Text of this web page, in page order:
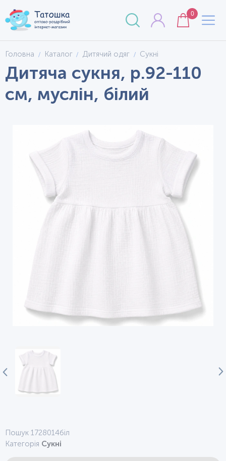
0
Головна Каталог Дитячий одяг Сукні
Дитяча сукня, р.92-110
см, муслін, білий
Пошук 1728014біл
Категорія Сукні